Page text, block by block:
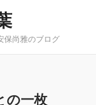
保尚雅のブログ
の一枚